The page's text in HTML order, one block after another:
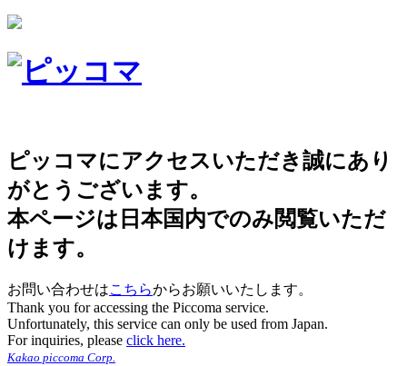
ピッコマにアクセスいただき誠にあり
がとうございます。
本ページは日本国内でのみ閲覧いただ
けます。
お問い合わせはこちらからお願いいたします。
Thank you for accessing the Piccoma service.
Unfortunately, this service can only be used from Japan.
For inquiries, please click here.
Kakao piccoma Corp.